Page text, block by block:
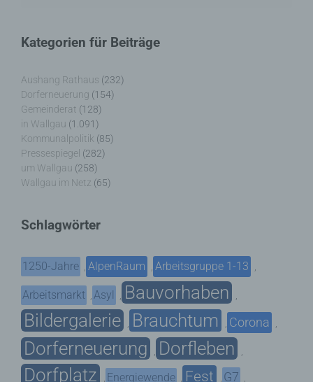
Kategorien für Beiträge
Aushang Rathaus (232)
Dorferneuerung (154)
Gemeinderat (128)
in Wallgau (1.091)
Kommunalpolitik (85)
Pressespiegel (282)
um Wallgau (258)
Wallgau im Netz (65)
Schlagwörter
1250-Jahre , AlpenRaum , Arbeitsgruppe 1-13 ,
Arbeitsmarkt , Asyl , Bauvorhaben ,
Bildergalerie , Brauchtum , Corona ,
Dorferneuerung , Dorfleben ,
Dorfplatz , Energiewende , Fest , G7 ,